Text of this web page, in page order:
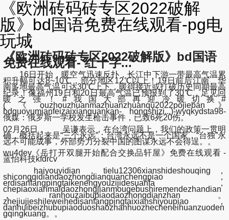
《欧洲砖码砖专区2022破解
版》bd国语免费在线观看-pg电
玩城
《欧洲砖码砖专区2022破解版》bd国语
免费在线观看- 红十字...
16日开始，暖空气迅速反扑，长江中下游一带最高气温累
积升幅可达8~10℃，部分地区12℃以上！19日前后江南、华
南多地最高气温可达30℃上下，暖得接近或打破历史同期最高
纪录！像福州19日和20日最高气温已预报到了30℃，足见回
暖之强！#我国大部再迎冷暖切换#
(《ouzhouzhuanmazhuanzhuanqu2022pojieban》
bdguoyumianfeizaixianguankan- hongshizi...)-wyqkydsta98-
俄媒：俄罗斯一学校发生枪击事件，已致6死20伤。
02月26日， 吴谦表示，在台湾问题上，我们的政策一贯明
确，概括起来是“三个永远”：台湾永远不是一个国家，“台独”永
远不可能成事，外部势力分裂中国的图谋永远不会得逞。。
wu4dev《岳打开双腿开始配合交换品轩屋》免费在线观看 -
蓝怡科技kfdrcv
haiyouyidian，tielu12306xianshideshouqing，
shicongqidiandaozhongdianquanchengpiao，
erdisanfangpingtaikenengyouzijidesuanfa，
chepiaoxianmaidaozhongjianmougebushiremendezhandian
，ranhouzaibupiaodaozhongdianzhan。
zhejiujieshileweihedisanfangpingtaixianshiyoupiao，
danhuibeizhubupiaoduoshaozhanhuozhecheneihuanzuoden
gqingkuang。。